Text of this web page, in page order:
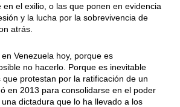
el exilio, o las que ponen en evidencia
y la lucha por la sobrevivencia de
atrás.
Venezuela hoy, porque es
no hacerlo. Porque es inevitable
protestan por la ratificación de un
en 2013 para consolidarse en el poder
dictadura que lo ha llevado a los